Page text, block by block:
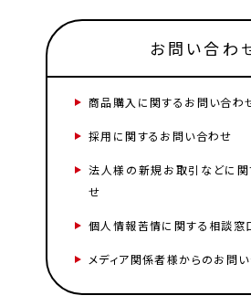
お問い合わ
商品購入に関するお問い合わ
採用に関するお問い合わせ
法人様の新規お取引などに関
せ
個人情報苦情に関する相談窓
メディア関係者様からのお問